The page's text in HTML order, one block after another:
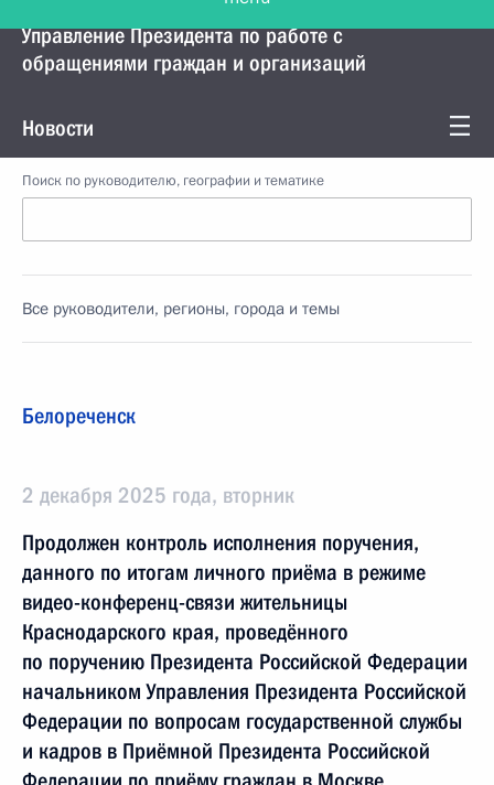
Управление Президента по работе с
обращениями граждан и организаций
Новости
Поиск по руководителю, географии и тематике
Все руководители, регионы, города и темы
Белореченск
2 декабря 2025 года, вторник
Продолжен контроль исполнения поручения,
данного по итогам личного приёма в режиме
видео-конференц-связи жительницы
Краснодарского края, проведённого
по поручению Президента Российской Федерации
начальником Управления Президента Российской
Федерации по вопросам государственной службы
и кадров в Приёмной Президента Российской